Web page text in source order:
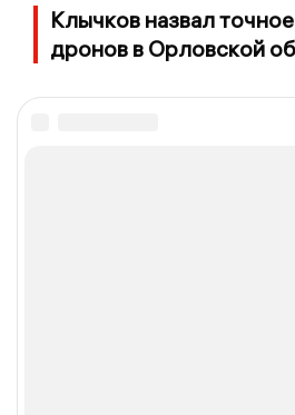
Клычков назвал
дронов в Орловской